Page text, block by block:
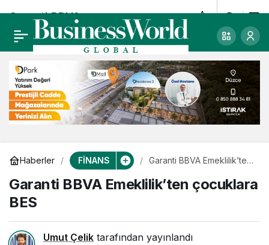
Haberler FİNANS
Garanti BBVA Emeklilik’ten
Garanti BBVA Emeklilik’ten çocuklara
BES
Umut Çelik tarafından yayınlandı
Garanti BBVA
Emeklilik’ten
çocuklara BES
0